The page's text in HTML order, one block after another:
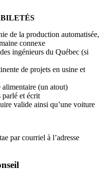
de la production automatisée,
connexe
ingénieurs du Québec (si
de projets en usine et
alimentaire (un atout)
et écrit
valide ainsi qu’une voiture
par courriel à l’adresse